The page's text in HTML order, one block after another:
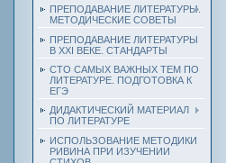
ПРЕПОДАВАНИЕ ЛИТЕРАТУРЫ.
МЕТОДИЧЕСКИЕ СОВЕТЫ
ПРЕПОДАВАНИЕ ЛИТЕРАТУРЫ
В XXI ВЕКЕ. СТАНДАРТЫ
СТО САМЫХ ВАЖНЫХ ТЕМ ПО
ЛИТЕРАТУРЕ. ПОДГОТОВКА К
ЕГЭ
ДИДАКТИЧЕСКИЙ МАТЕРИАЛ
ПО ЛИТЕРАТУРЕ
ИСПОЛЬЗОВАНИЕ МЕТОДИКИ
РИВИНА ПРИ ИЗУЧЕНИИ